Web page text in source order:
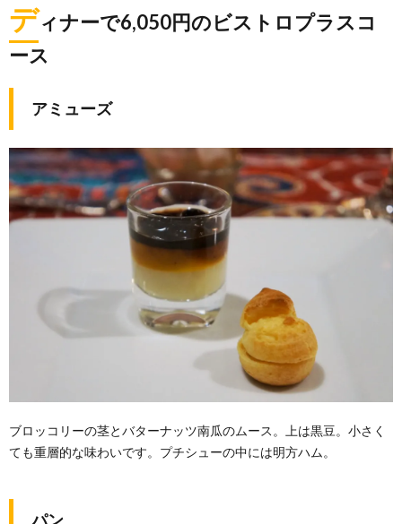
ディナーで6,050円のビストロプラスコ
ース
アミューズ
ブロッコリーの茎とバターナッツ南瓜のムース。上は黒豆。小さく
ても重層的な味わいです。プチシューの中には明方ハム。
パン